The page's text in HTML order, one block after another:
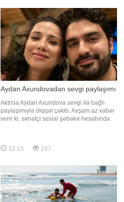
məlumat yayıb. Məlumata görə, böhtan
xarakterli informasiya kampaniyas
Aydan Axundovadan sevgi paylaşımı
Aktrisa Aydan Axundova sevgi ilə bağlı
paylaşımıyla diqqət çəkib. Axşam.az xəbər
verir ki, sənətçi sosial şəbəkə hesabında
sağlam və xoşbəxt günlərdə yox, yalın,
12:15 247